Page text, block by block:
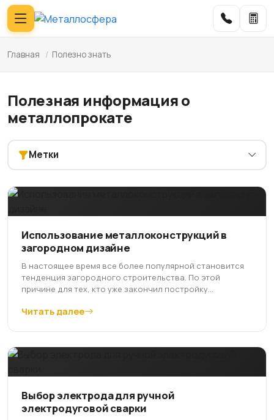
Главная / Полезно знать
Полезная информация о
металлопрокате
Метки
Использование металлоконструкций в
загородном дизайне
В настоящее время все более популярной становится
тенденция загородного строительства. По этой
причине для тех, кто уже закончил постройку...
Читать далее
Выбор электрода для ручной
электродуговой сварки